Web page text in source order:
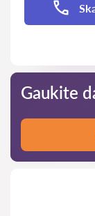
Gaukite